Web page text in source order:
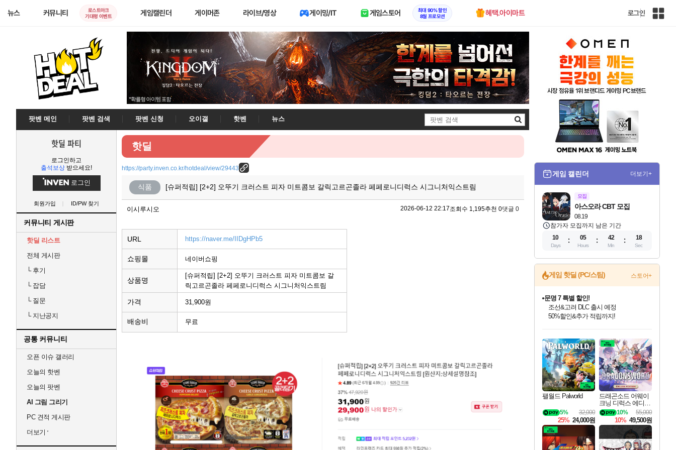
뉴스 커뮤니티
로스트아크
기대평 이벤트
게임캘린더 게이머존 라이브/영상 게이밍/IT 게임스토어
최대 90% 할인
8월 프로모션
혜택.아이마트 로그인
인
팟벤 메인 팟벤 검색 팟벤 신청 오이갤 핫벤
뉴스
검
색
핫딜 파티
로그인하고
출석보상 받으세요!
로그인
회원가입 ID/PW 찾기
커뮤니티 게시판
핫딜 리스트
전체 게시판
└후기
└잡담
└질문
└지난공지
공통 커뮤니티
오픈 이슈 갤러리
오늘의 핫벤
오늘의 팟벤
AI 그림 그리기
PC 견적 게시판
더보기
핫딜
https://party.inven.co.kr/hotdeal/view/29443
식품 [슈퍼적립] [2+2] 오뚜기 크러스트 피자 미트콤보 갈릭고르곤졸라 페페로니디럭스 시그니처익스트림
이시루시오 2026-06-12 22:17조회수 1,195추천 0댓글 0
URL https://naver.me/IIDgHPb5
쇼핑몰 네이버쇼핑
상품명
[슈퍼적립] [2+2] 오뚜기 크러스트 피자 미트콤보 갈
릭고르곤졸라 페페로니디럭스 시그니처익스트림
가격 31,900원
배송비 무료
게임 캘린더 더보기+
모집
08.19
아스오라 CBT 모집
참가자 모집까지 남은 기간
10
Days
05
Hours
42
Min
17
Sec
게임 핫딜 (PC/스팀) 스토어+
최대 90% 할인가를 만나보세요!
네이버혜택과 함께 만나보세요!
문명 7 특별 할인!
조선&고려 DLC 출시 예정
50%할인&추가 적립까지!
네이버 포인트 혜택까지!
이니&베니 혜택까지!
네이버 혜택가와 함께 예약하세요!
할인&네이버혜택으로 만나보세요!
네이버페이 혜택과 만나보세요!
40주년 프로모션으로 만나보세요!
할인가에 만나보세요!
일부 에디션 상시 할인!
혜택으로 예약 판매 중
편안하게 충전하세요
팰월드 Palworld
32,000
5%
25% 24,000원
드래곤소드 어웨이
크닝 디럭스 에디션
DragonSword Awake
ning Deluxe Edition
55,000
10%
10% 49,500원